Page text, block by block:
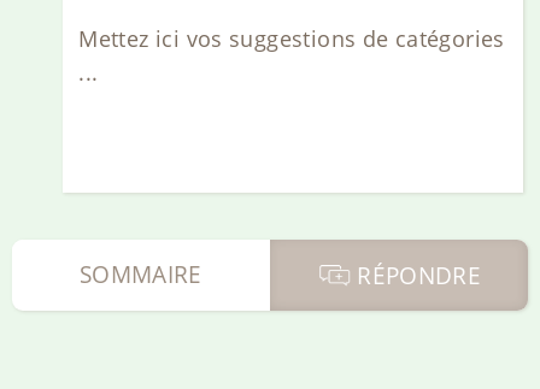
Mettez ici vos suggestions de catégories
...
RÉPONDRE
SOMMAIRE